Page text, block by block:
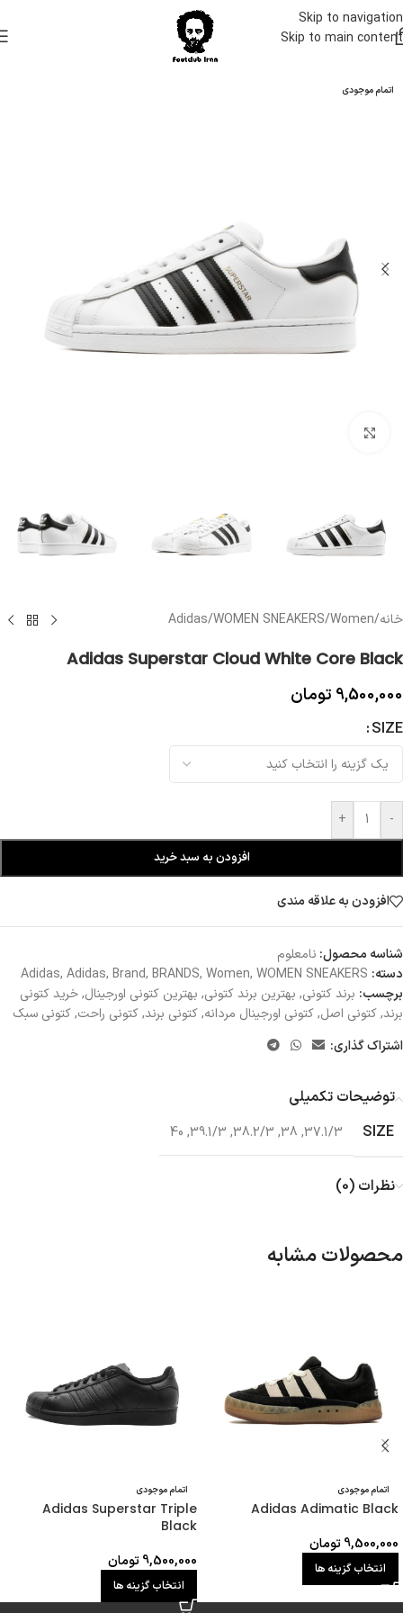
Skip to navigation
Skip to main content
اتمام موجودی
خانه/
Women
/
WOMEN SNEAKERS
/
Adidas
Adidas Superstar Cloud White Core Black
9,500,000 تومان
SIZE
-
+
افزودن به سبد خرید
افزودن به علاقه مندی
شناسه محصول: نامعلوم
دسته:
Adidas, Adidas, Brand, BRANDS, Women, WOMEN SNEAKERS
برچسب: برند کتونی, بهترین برند کتونی, بهترین کتونی اورجینال,خرید کتونی
برند,کتونی اصل,کتونی اورجینال مردانه,کتونی برند,کتونی راحت,کتونی سبک
اشتراک گذاری:
توضیحات تکمیلی
SIZE
37.1/3
,
38
,
38.2/3
,
39.1/3
,
40
نظرات (0)
محصولات مشابه
اتمام موجودی
Adidas Adimatic Black
9,500,000تومان
انتخاب گزینه ها
اتمام موجودی
Adidas Superstar Triple
Black
9,500,000تومان
انتخاب گزینه ها